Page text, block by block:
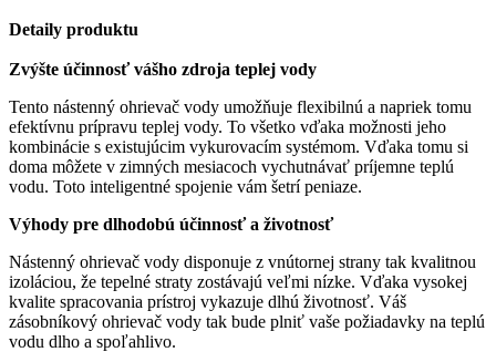
Detaily produktu
Zvýšte účinnosť vášho zdroja teplej vody
Tento nástenný ohrievač vody umožňuje flexibilnú a napriek tomu
efektívnu prípravu teplej vody. To všetko vďaka možnosti jeho
kombinácie s existujúcim vykurovacím systémom. Vďaka tomu si
doma môžete v zimných mesiacoch vychutnávať príjemne teplú
vodu. Toto inteligentné spojenie vám šetrí peniaze.
Výhody pre dlhodobú účinnosť a životnosť
Nástenný ohrievač vody disponuje z vnútornej strany tak kvalitnou
izoláciou, že tepelné straty zostávajú veľmi nízke. Vďaka vysokej
kvalite spracovania prístroj vykazuje dlhú životnosť. Váš
zásobníkový ohrievač vody tak bude plniť vaše požiadavky na teplú
vodu dlho a spoľahlivo.